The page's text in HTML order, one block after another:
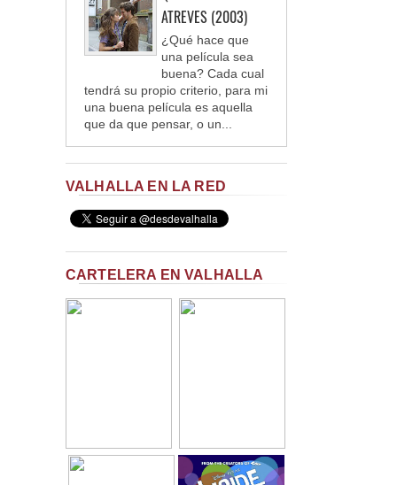
ATREVES (2003)
¿Qué hace que
una película sea
buena? Cada cual
tendrá su propio criterio, para mi
una buena película es aquella
que da que pensar, o un...
VALHALLA EN LA RED
CARTELERA EN VALHALLA